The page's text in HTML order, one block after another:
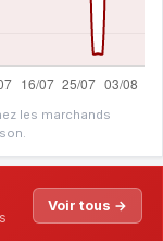
les marchands
Voir tous →